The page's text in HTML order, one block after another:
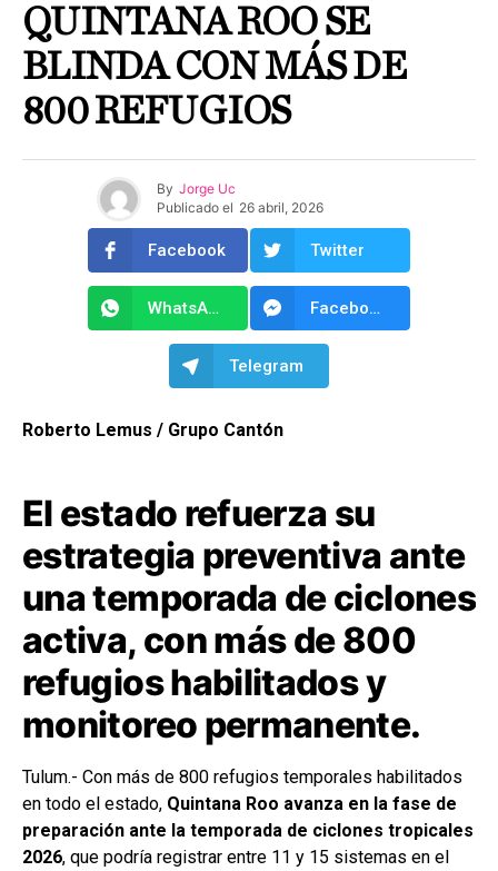
QUINTANA ROO SE
BLINDA CON MÁS DE
800 REFUGIOS
By Jorge Uc
Publicado el 26 abril, 2026
Facebook Twitter
WhatsApp Facebook Messenger
Telegram
Roberto Lemus / Grupo Cantón
El estado refuerza su
estrategia preventiva ante
una temporada de ciclones
activa, con más de 800
refugios habilitados y
monitoreo permanente.
Tulum.- Con más de 800 refugios temporales habilitados
en todo el estado, Quintana Roo avanza en la fase de
preparación ante la temporada de ciclones tropicales
2026, que podría registrar entre 11 y 15 sistemas en el